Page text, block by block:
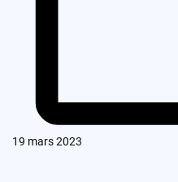
19 mars 2023